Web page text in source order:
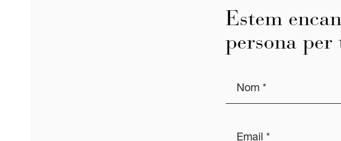
Estem
persona per